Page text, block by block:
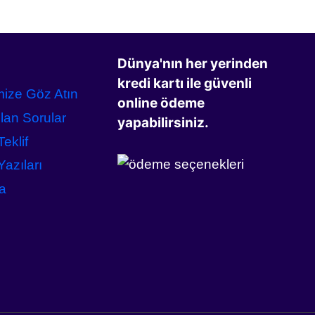
Göz Atın
Sorular
Dünya'nın her yerinden
kredi kartı ile güvenli
online ödeme
yapabilirsiniz.